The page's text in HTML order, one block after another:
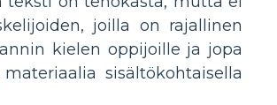
joilla on rajallinen
kielen oppijoille ja jopa
sisältökohtaisella